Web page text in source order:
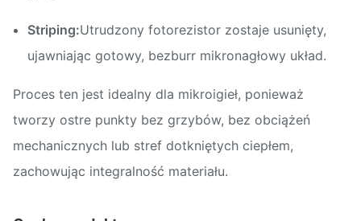
Striping:Utrudzony fotorezistor zostaje usunięty,
ujawniając gotowy, bezburr mikronagłowy układ.
Proces ten jest idealny dla mikroigieł, ponieważ
tworzy ostre punkty bez grzybów, bez obciążeń
mechanicznych lub stref dotkniętych ciepłem,
zachowując integralność materiału.